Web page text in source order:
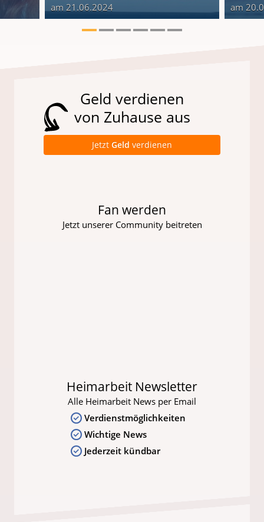
am 21.06.2024 am
Geld verdienen
von Zuhause aus
Jetzt Geld verdienen
Fan werden
Jetzt unserer Community beitreten
Heimarbeit Newsletter
Alle Heimarbeit News per Email
Verdienstmöglichkeiten
Wichtige News
Jederzeit kündbar